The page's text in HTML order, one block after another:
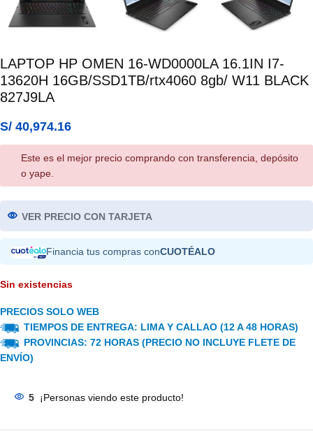
LAPTOP HP OMEN 16-WD0000LA 16.1IN I7-
13620H 16GB/SSD1TB/rtx4060 8gb/ W11 BLACK
827J9LA
S/ 40,974.16
Este es el mejor precio comprando con transferencia, depósito
o yape.
VER PRECIO CON TARJETA
Financia tus compras conCUOTÉALO
Sin existencias
PRECIOS SOLO WEB
TIEMPOS DE ENTREGA: LIMA Y CALLAO (12 A 48 HORAS)
PROVINCIAS: 72 HORAS (PRECIO NO INCLUYE FLETE DE
ENVÍO)
5 ¡Personas viendo este producto!